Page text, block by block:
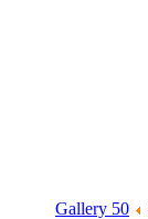
Gallery 50